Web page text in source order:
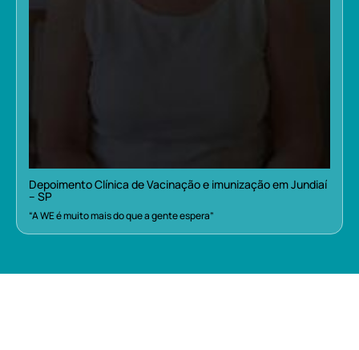
Depoimento Clínica de Vacinação e imunização em Jundiaí
– SP
“A WE é muito mais do que a gente espera”